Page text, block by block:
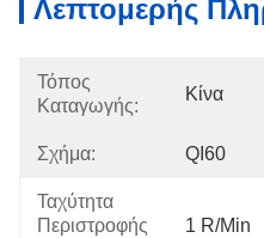
Λεπτομερής
Τόπος
Καταγωγής:
Κίνα
Σχήμα: QI60
Ταχύτητα
Περιστροφής
1 R/min